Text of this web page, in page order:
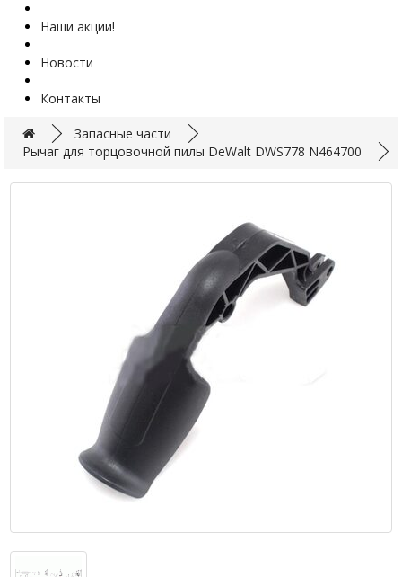
Наши акции!
Новости
Контакты
Запасные части
Рычаг для торцовочной пилы DeWalt DWS778 N464700